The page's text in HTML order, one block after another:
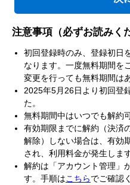
注意事項（必ずお読みく
初回登録時のみ、登録初日
なります。一度無料期間を
変更を行っても無料期間は
2025年5月26日より初回登
た。
無料期間中はいつでも解約
有効期限までに解約（決済
解除）しない場合は、有効
され、利用料金が発生します
解約は「アカウント管理」
す。手順はこちらでご確認